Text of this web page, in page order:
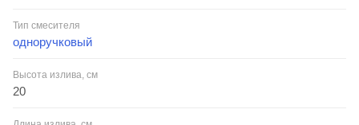
Тип смесителя
одноручковый
Высота излива, см
20